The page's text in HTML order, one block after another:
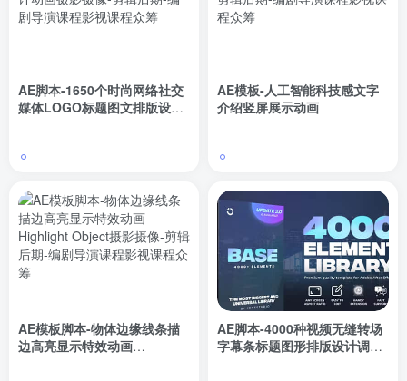
AE脚本-1650个时尚网络社交
媒体LOGO标题图文排版设计
AE模板-人工智能科技感文字
介绍竖屏展示动画
AE模板脚本-物体边缘线条描
边高亮显示特效动画
AE脚本-4000种视频无缝转场
字幕条标题图形排版设计调色